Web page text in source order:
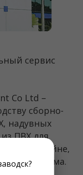
сервис
Co Ltd –
сборно-
надувных
ПВХ для
в бассейне,
или дома.